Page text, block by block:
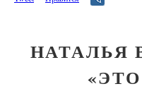
НАТАЛЬЯ